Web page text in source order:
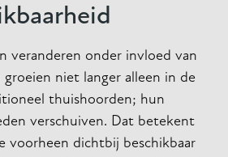
veranderen onder invloed van
niet langer alleen in de
thuishoorden; hun
verschuiven. Dat betekent
voorheen dichtbij beschikbaar